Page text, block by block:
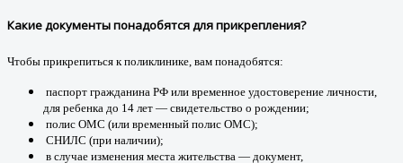
Какие документы понадобятся для прикрепления?
Чтобы прикрепиться к поликлинике, вам понадобятся:
паспорт гражданина РФ или временное удостоверение личности,
для ребенка до 14 лет — свидетельство о рождении;
полис ОМС (или временный полис ОМС);
СНИЛС (при наличии);
в случае изменения места жительства — документ,